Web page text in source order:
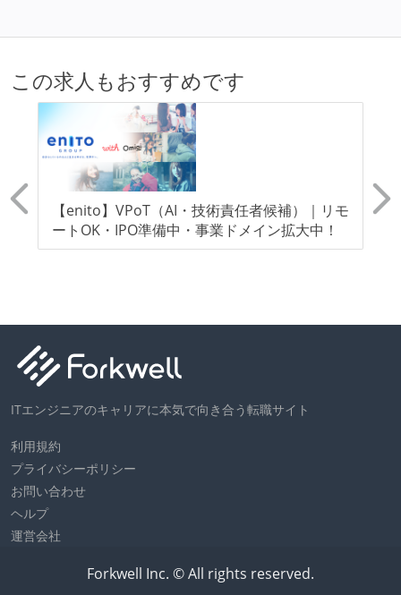
1ヶ月以下の短い期間でのイテレーション開発を実践
デイリーでスタンドアップミーティング、またはそれ
に準じるチーム内の打ち合わせを行っている
ワークフローの整備
各メンバーが実装したコードのマージは Pull Request
ベースで行われる
オープンな情報共有
大規模サービスの開発
同時接続ユーザー数（数千以上）
ド以上）
マイクロサービス化している
トラフィック数が多い（数千rps以上）
労働環境の自由度
オフィスへの通勤圏内であればフルリモートできる
この求人もおすすめです
【enito】VPoT（AI・技術責任者候補）｜リモ
ートOK・IPO準備中・事業ドメイン拡大中！
ITエンジニアのキャリアに本気で向き合う転職サイト
利用規約
プライバシーポリシー
お問い合わせ
ヘルプ
運営会社
Forkwell Inc. © All rights reserved.